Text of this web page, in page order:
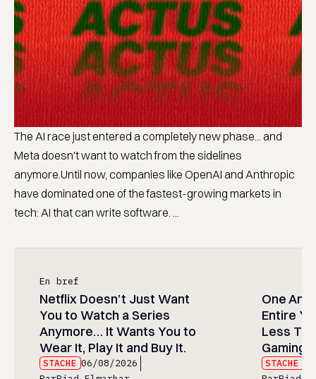
The AI race just entered a completely new phase... and
Meta doesn't want to watch from the sidelines
anymore.Until now, companies like OpenAI and Anthropic
have dominated one of the fastest-growing markets in
tech: AI that can write software. ...
En bref
Netflix Doesn’t Just Want
You to Watch a Series
Anymore… It Wants You to
Wear It, Play It and Buy It.
STACHE 06/08/2026
One
Entire
Less
Gaming
STACHE